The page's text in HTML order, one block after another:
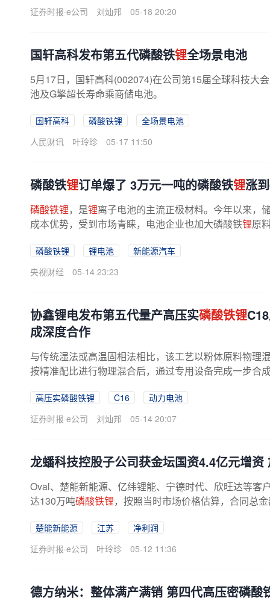
证券时报·e公司
刘灿邦 05-18 20:20
国轩高科发布第五代磷酸铁锂全场景电池
5月17日，国轩高科(002074)在公司第15届全球科技大
池及G擎超长寿命乘商储电池。
国轩高科 磷酸铁锂
全场景电池
人民财讯
叶玲珍 05-17 11:50
磷酸铁锂订单爆了 3万元一吨的磷酸铁锂涨
磷酸铁锂，是锂离子电池的主流正极材料。今年以来，
成本优势，受到市场青睐，电池企业也加大磷酸铁锂原
磷酸铁锂 锂电池
新能源汽车
央视财经
05-14 23:23
协鑫锂电发布第五代量产高压实磷酸铁锂
成深度合作
与传统湿法或高温固相法相比，该工艺以粉体原料物理
按精准配比进行物理混合后，通过专用设备完成一步合
高压实磷酸铁锂 C16
动力电池
证券时报·e公司
刘灿邦 05-14 20:07
龙蟠科技控股子公司获金坛国资4.4亿元增资
Oval、楚能新能源、亿纬锂能、宁德时代、欣旺达等客
达130万吨磷酸铁锂，按照当时市场价格估算，合同总
楚能新能源 江苏
净利润
证券时报·e公司
叶玲珍 05-12 11:36
德方纳米：整体满产满销 第四代高压密磷酸